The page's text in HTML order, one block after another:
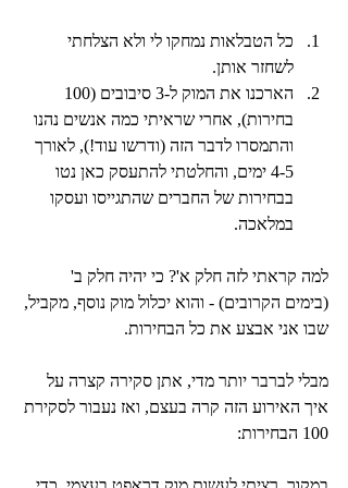
כל הטבלאות נמחקו לי ולא הצלחתי
לשחזר אותן.
בחירות), אחרי שראיתי כמה אנשים נהנו
והתמסרו לדבר הזה (ודרשו עוד!), לאורך
4-5 ימים, והחלטתי להתעסק כאן נטו
בבחירות של החברים שהתגייסו ועסקו
במלאכה.
למה קראתי לזה חלק א'? כי יהיה חלק ב'
(בימים הקרובים) - והוא יכלול מוק נוסף, מקביל,
שבו אני אבצע את כל הבחירות.
מבלי לברבר יותר מדי, אתן סקירה קצרה על
איך האירוע הזה קרה בעצם, ואז נעבור לסקירת
100 הבחירות: